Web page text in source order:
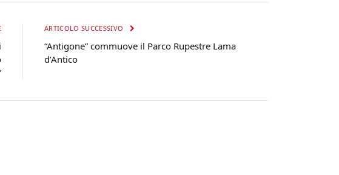
ARTICOLO SUCCESSIVO
“Antigone” commuove il Parco Rupestre Lama
d’Antico